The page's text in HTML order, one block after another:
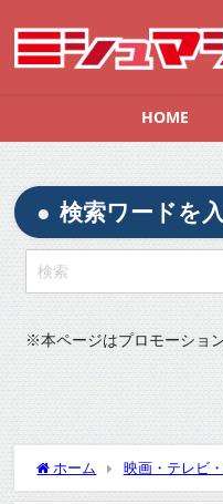
HOME
検索ワードを
※本ページはプロモーショ
ホーム 映画・テレビ